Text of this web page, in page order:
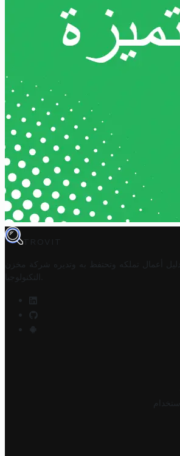
TROVIT
أعمال تملكه وتحتفظ به وتديره
شركة مخزن
التكنولوجيا